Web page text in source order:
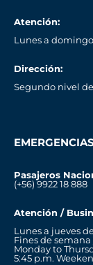
Atención:
Lunes a
Dirección:
Segundo nivel
Pasajeros
(+56) 9922 18 888
Atención /
Lunes a jueves
Fines de
Monday to
5:45 p.m.